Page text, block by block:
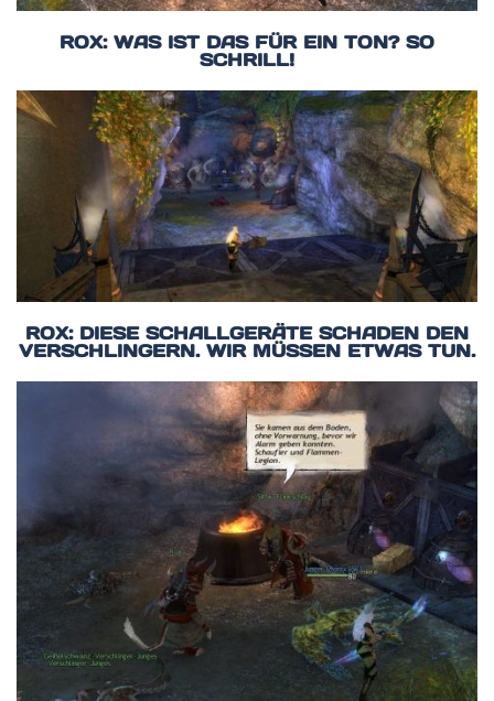
ROX: WAS IST DAS FÜR EIN TON? SO
SCHRILL!
ROX: DIESE SCHALLGERÄTE SCHADEN DEN
VERSCHLINGERN. WIR MÜSSEN ETWAS TUN.